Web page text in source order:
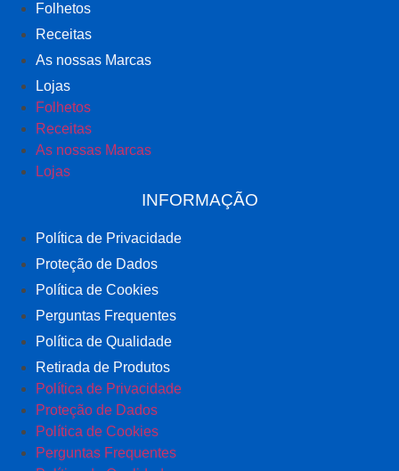
Folhetos
Receitas
As nossas Marcas
Lojas
Folhetos
Receitas
As nossas Marcas
Lojas
INFORMAÇÃO
Política de Privacidade
Proteção de Dados
Política de Cookies
Perguntas Frequentes
Política de Qualidade
Retirada de Produtos
Política de Privacidade
Proteção de Dados
Política de Cookies
Perguntas Frequentes